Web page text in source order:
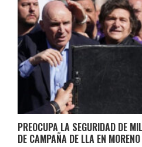
PREOCUPA LA SEGURIDAD DE
DE CAMPAÑA DE LLA EN MORENO